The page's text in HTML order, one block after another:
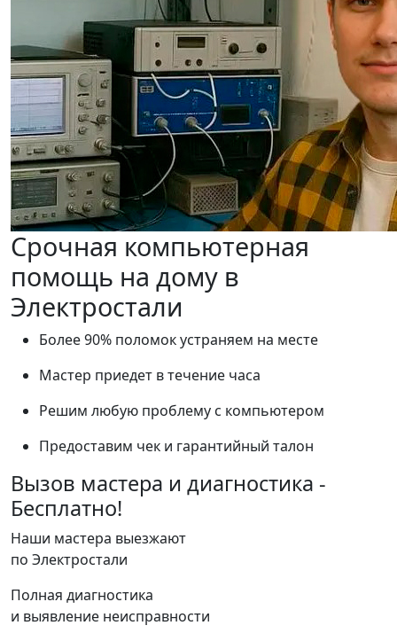
Срочная компьютерная
помощь на дому в
Электростали
Более 90% поломок устраняем на месте
Мастер приедет в течение часа
Решим любую проблему с компьютером
Предоставим чек и гарантийный талон
Вызов мастера и диагностика -
Бесплатно!
Наши мастера выезжают
по Электростали
Полная диагностика
и выявление неисправности